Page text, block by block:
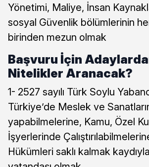
Yönetimi, Maliye, İnsan
sosyal Güvenlik bölümlerinin
birinden mezun olmak
Başvuru İçin
Nitelikler Aranacak?
1- 2527 sayılı Türk Soylu
Türkiye’de Meslek ve
yapabilmelerine, Kamu, Özel
İşyerlerinde
Hükümleri saklı kalmak